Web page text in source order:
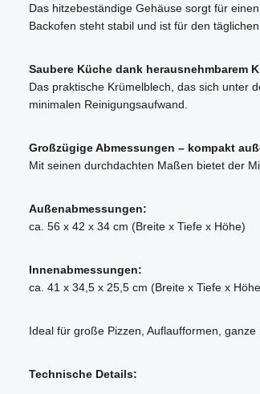
Das hitzebeständige Gehäuse sorgt für
Backofen steht stabil und ist für den
Saubere Küche dank herausnehmbarem
Das praktische Krümelblech, das sich unter
minimalen Reinigungsaufwand.
Großzügige Abmessungen – kompakt
Mit seinen durchdachten Maßen bietet der
Außenabmessungen:
ca. 56 x 42 x 34 cm (Breite x Tiefe x Höhe)
Innenabmessungen:
ca. 41 x 34,5 x 25,5 cm (Breite x Tiefe x
Ideal für große Pizzen, Auflaufformen,
Technische Details: